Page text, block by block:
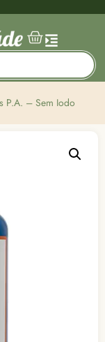
P.A. – Sem Iodo